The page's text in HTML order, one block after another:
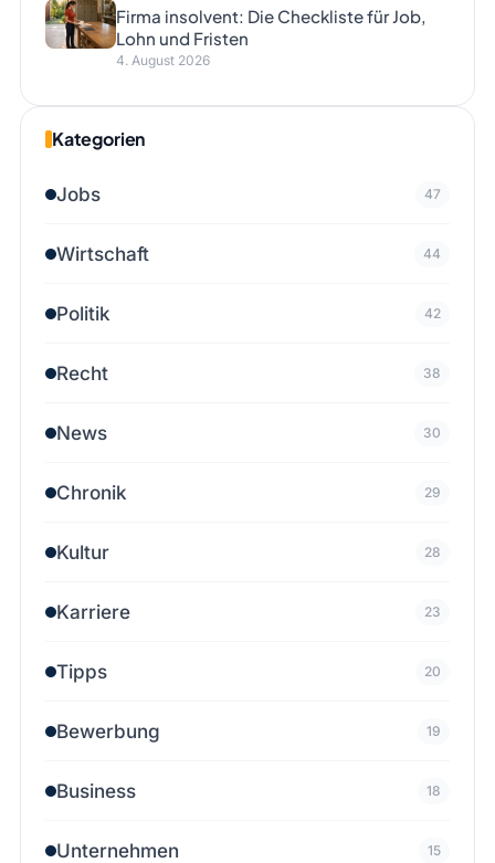
Firma insolvent: Die Checkliste für Job,
Lohn und Fristen
4. August 2026
Kategorien
Jobs 47
Wirtschaft 44
Politik 42
Recht 38
News 30
Chronik 29
Kultur 28
Karriere 23
Tipps 20
Bewerbung 19
Business 18
Unternehmen 15